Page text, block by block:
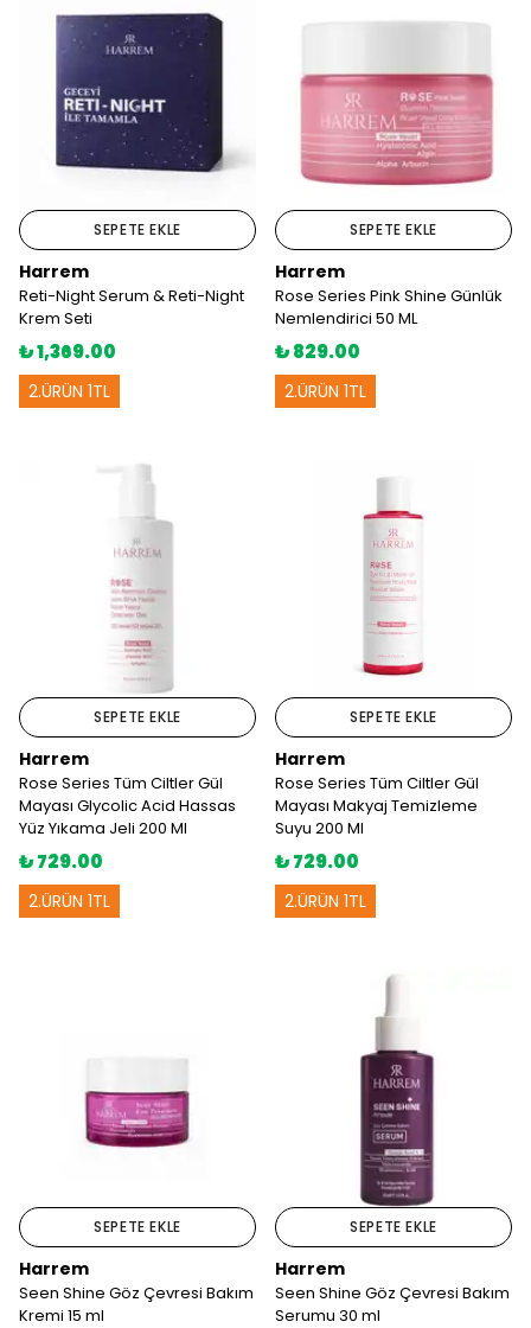
SEPETE EKLE
Harrem
Reti-Night Serum & Reti-Night
Krem Seti
₺ 1,369.00
2.ÜRÜN 1TL
SEPETE EKLE
Harrem
Rose Series Pink Shine Günlük
Nemlendirici 50 ML
₺ 829.00
2.ÜRÜN 1TL
SEPETE EKLE
Harrem
Rose Series Tüm Ciltler Gül
Mayası Glycolic Acid Hassas
Yüz Yıkama Jeli 200 Ml
₺ 729.00
2.ÜRÜN 1TL
SEPETE EKLE
Harrem
Rose Series Tüm Ciltler Gül
Mayası Makyaj Temizleme
Suyu 200 Ml
₺ 729.00
2.ÜRÜN 1TL
SEPETE EKLE
Harrem
Seen Shine Göz Çevresi Bakım
Kremi 15 ml
SEPETE EKLE
Harrem
Seen Shine Göz Çevresi Bakım
Serumu 30 ml